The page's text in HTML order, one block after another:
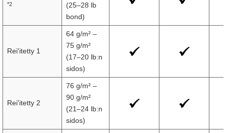
*2
(25–28 lb
bond)
Rei'itetty 1
64 g/m² –
75 g/m²
(17–20 lb:n
sidos)
Rei'itetty 2
76 g/m² –
90 g/m²
(21–24 lb:n
sidos)